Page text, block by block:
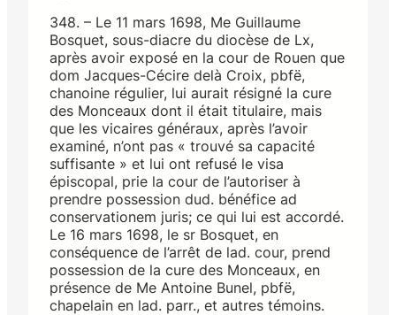
348. – Le 11 mars 1698, Me Guillaume
Bosquet, sous-diacre du diocèse de Lx,
après avoir exposé en la cour de Rouen que
dom Jacques-Cécire delà Croix, pbfë,
chanoine régulier, lui aurait résigné la cure
des Monceaux dont il était titulaire, mais
que les vicaires généraux, après l’avoir
examiné, n’ont pas « trouvé sa capacité
suffisante » et lui ont refusé le visa
épiscopal, prie la cour de l’autoriser à
prendre possession dud. bénéfice ad
conservationem juris; ce qui lui est accordé.
Le 16 mars 1698, le sr Bosquet, en
conséquence de l’arrêt de lad. cour, prend
possession de la cure des Monceaux, en
présence de Me Antoine Bunel, pbfë,
chapelain en lad. parr., et autres témoins.